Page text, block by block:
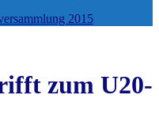
2015
zum U20-